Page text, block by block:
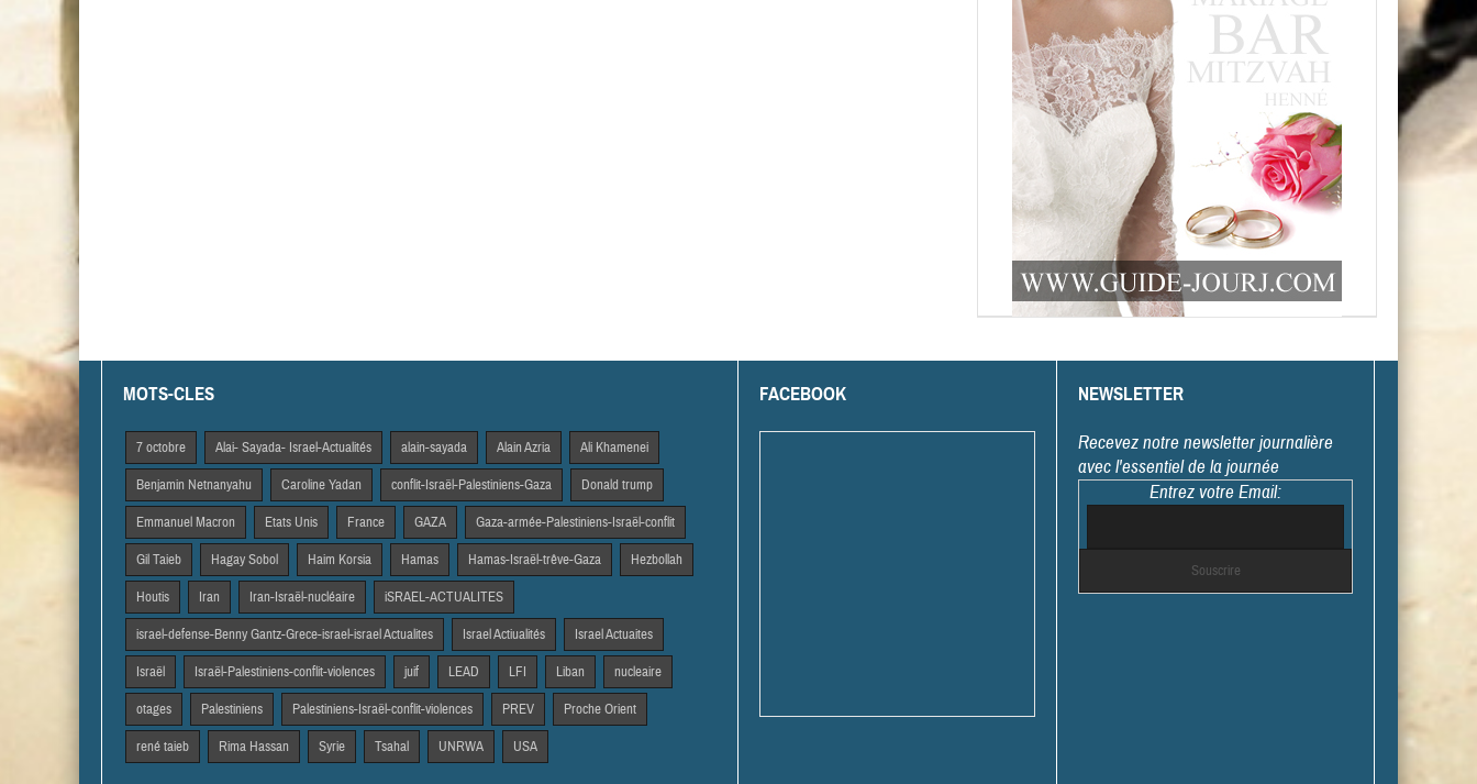
MOTS-CLES
7 octobre Alai- Sayada- Israel-Actualités alain-sayada Alain Azria Ali Khamenei
Benjamin Netnanyahu Caroline Yadan conflit-Israël-Palestiniens-Gaza Donald trump
Emmanuel Macron Etats Unis France GAZA Gaza-armée-Palestiniens-Israël-conflit
Gil Taieb Hagay Sobol Haim Korsia Hamas Hamas-Israël-trêve-Gaza Hezbollah
Houtis Iran Iran-Israël-nucléaire iSRAEL-ACTUALITES
israel-defense-Benny Gantz-Grece-israel-israel Actualites Israel Actiualités Israel Actuaites
Israël Israël-Palestiniens-conflit-violences juif LEAD LFI Liban nucleaire
otages Palestiniens Palestiniens-Israël-conflit-violences PREV Proche Orient
rené taieb Rima Hassan Syrie Tsahal UNRWA USA
FACEBOOK NEWSLETTER
Recevez notre newsletter journalière
avec l'essentiel de la journée
Entrez votre Email: